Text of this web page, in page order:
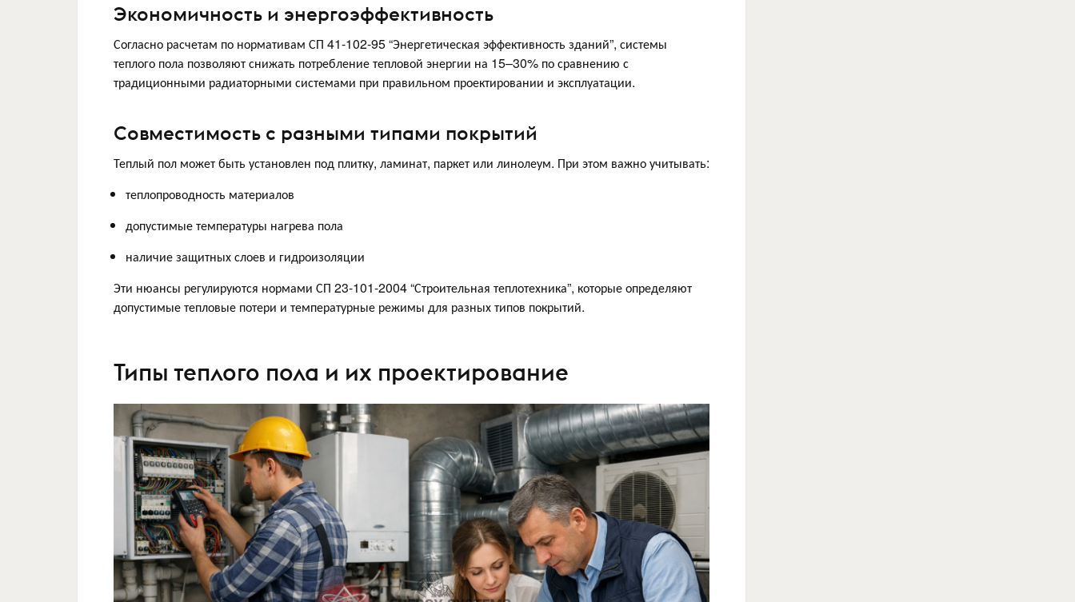
Экономичность и энергоэффективность
Согласно расчетам по нормативам СП 41-102-95 “Энергетическая эффективность зданий”, системы
теплого пола позволяют снижать потребление тепловой энергии на 15–30% по сравнению с
традиционными радиаторными системами при правильном проектировании и эксплуатации.
Совместимость с разными типами покрытий
Теплый пол может быть установлен под плитку, ламинат, паркет или линолеум. При этом важно учитывать:
теплопроводность материалов
допустимые температуры нагрева пола
наличие защитных слоев и гидроизоляции
Эти нюансы регулируются нормами СП 23-101-2004 “Строительная теплотехника”, которые определяют
допустимые тепловые потери и температурные режимы для разных типов покрытий.
Типы теплого пола и их проектирование